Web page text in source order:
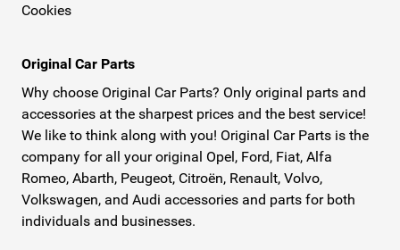
Cookies
Original Car Parts
Why choose Original Car Parts? Only original parts and
accessories at the sharpest prices and the best service!
We like to think along with you! Original Car Parts is the
company for all your original Opel, Ford, Fiat, Alfa
Romeo, Abarth, Peugeot, Citroën, Renault, Volvo,
Volkswagen, and Audi accessories and parts for both
individuals and businesses.